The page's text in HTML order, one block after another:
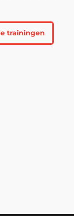
trainingen